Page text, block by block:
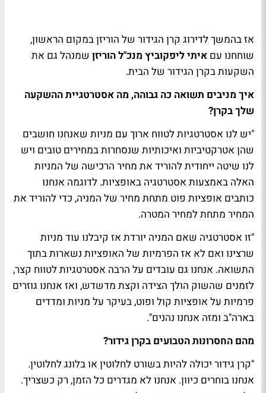
אז בהמשך לדירוג קרן הגידור של הוריזן במקום הראשון,
שוחחנו עם איתי ליפקוביץ מנכ"ל הוריזן שמנהל גם את
השקעות בקרן הגידור של הבית.
איך מניבים תשואה כה גבוהה, מה אסטרטגיית ההשקעה
שלך בקרן?
"יש לנו אסטרטגיות לטווח ארוך עם מניות שאנחנו חושבים
שהן אטרקטיביות ואיכותיות שנסחרות במחירים טובים ויש
לנו שיטה ייחודית להוריד את מחיר הרכישה של המניות
האלה באמצעות אסטרטגיה באופציות. לדוגמה אנחנו
כותבים אופציות פוט מתחת מחיר של המניה, כדי להוריד את
המחיר מתחת למחיר המטרה.
"זו אסטרטגיה שאם המניה יורדת אז קיבלנו עוד מניות
שרצינו ואם לא אז הפרמיות של האופציות נשארות בתוך
התשואה. אנחנו גם עובדים על הרבה אסטרטגיות לטווח קצר,
לזמנים שהשוק הולך הצידה וקצת מדשדש, ואז אנחנו גוזרים
פרמיות על אופציות קול ופוט, בעיקר על מניות ומדדים
בארה"ב ומזה אנחנו נהנים".
מהם החסרונות הטבועים בקרן גידור?
"קרן גידור יכולה להיות בשורט לחלוטין או בלונג לחלוטין.
אנחנו בוחרים כיוון. אנחנו לא מגדרים כל הזמן, רק כשצריך.